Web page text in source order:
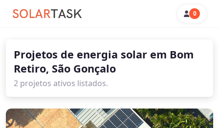
0
Projetos de energia solar em Bom
Retiro, São Gonçalo
2 projetos ativos listados.